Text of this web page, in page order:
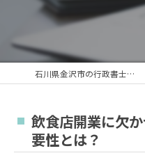
石川県金沢市の行政書士なら行政書士高見裕樹事務所
飲食店開業に欠
要性とは？